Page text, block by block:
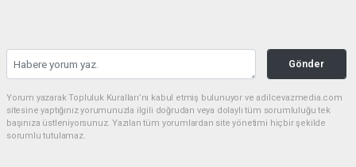
Gönder
Yorum yazarak Topluluk Kuralları’nı kabul etmiş bulunuyor ve adilcevazmedia.com
sitesine yaptığınız yorumunuzla ilgili doğrudan veya dolaylı tüm sorumluluğu tek
başınıza üstleniyorsunuz. Yazılan tüm yorumlardan site yönetimi hiçbir şekilde
sorumlu tutulamaz.